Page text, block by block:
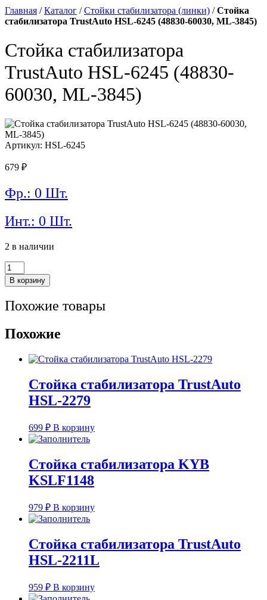
Главная /Каталог /Стойки стабилизатора (линки) /Стойка
стабилизатора TrustAuto HSL-6245 (48830-60030, ML-3845)
Стойка стабилизатора
TrustAuto HSL-6245 (48830-
60030, ML-3845)
Артикул: HSL-6245
679 ₽
Фр.: 0 Шт.
Инт.: 0 Шт.
2 в наличии
Количество
товара
Стойка
TrustAuto
6245
(48830-
60030,
ML-
В корзину
Похожие товары
Похожие
Стойка стабилизатора TrustAuto
HSL-2279
699 ₽ В корзину
Стойка стабилизатора KYB
KSLF1148
979 ₽ В корзину
Стойка стабилизатора TrustAuto
HSL-2211L
959 ₽ В корзину